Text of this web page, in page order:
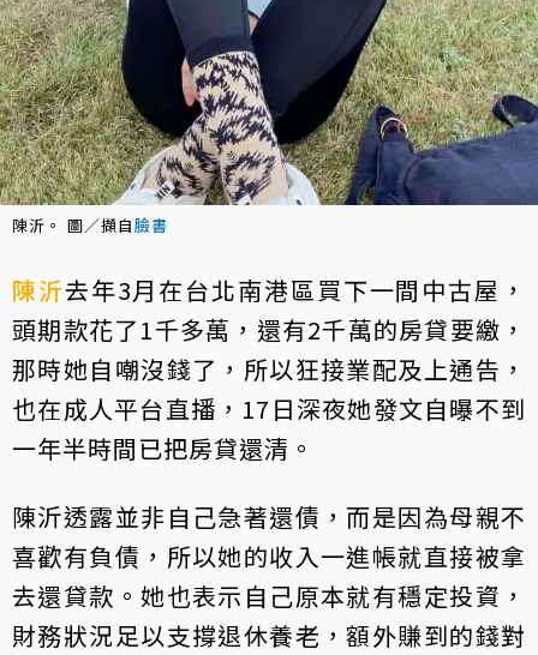
陳沂。 圖／擷自臉書
陳沂去年3月在台北南港區買下一間中古屋，
頭期款花了1千多萬，還有2千萬的房貸要繳，
那時她自嘲沒錢了，所以狂接業配及上通告，
也在成人平台直播，17日深夜她發文自曝不到
一年半時間已把房貸還清。
陳沂透露並非自己急著還債，而是因為母親不
喜歡有負債，所以她的收入一進帳就直接被拿
去還貸款。她也表示自己原本就有穩定投資，
財務狀況足以支撐退休養老，額外賺到的錢對